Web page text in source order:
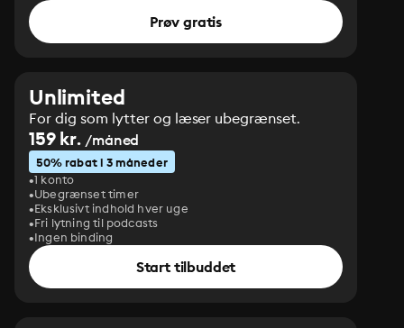
Prøv gratis
Unlimited
For dig som lytter og læser ubegrænset.
159 kr. /måned
50% rabat i 3 måneder
1 konto
Ubegrænset timer
Eksklusivt indhold hver uge
Fri lytning til podcasts
Ingen binding
Start tilbuddet